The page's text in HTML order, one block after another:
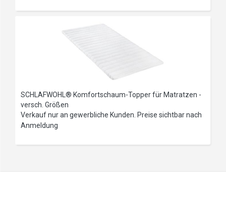
SCHLAFWOHL® Komfortschaum-Topper für Matratzen -
versch. Größen
Verkauf nur an gewerbliche Kunden. Preise sichtbar nach
Anmeldung